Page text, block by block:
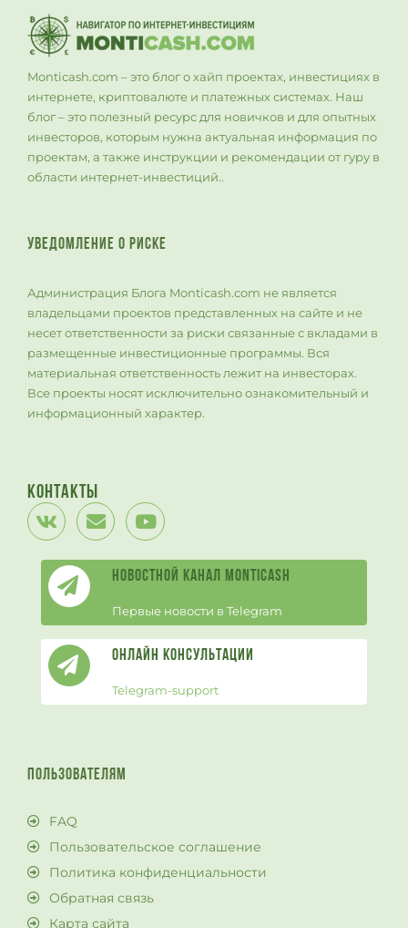
Monticash.com – это блог о хайп проектах, инвестициях в
интернете, криптовалюте и платежных системах. Наш
блог – это полезный ресурс для новичков и для опытных
инвесторов, которым нужна актуальная информация по
проектам, а также инструкции и рекомендации от гуру в
области интернет-инвестиций..
УВЕДОМЛЕНИЕ О РИСКЕ
Администрация Блога Monticash.com не является
владельцами проектов представленных на сайте и не
несет ответственности за риски связанные с вкладами в
размещенные инвестиционные программы. Вся
материальная ответственность лежит на инвесторах.
Все проекты носят исключительно ознакомительный и
информационный характер.
Контакты
Новостной канал Monticash
Первые новости в Telegram
Онлайн Консультации
Telegram-support
ПОЛЬЗОВАТЕЛЯМ
FAQ
Пользовательское соглашение
Политика конфиденциальности
Обратная связь
Карта сайта